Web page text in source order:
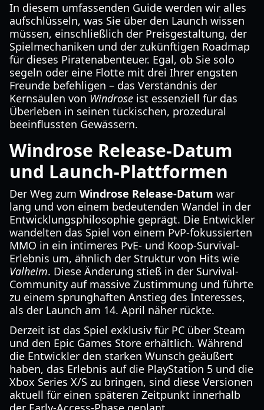
In diesem umfassenden Guide werden wir alles
aufschlüsseln, was Sie über den Launch wissen
müssen, einschließlich der Preisgestaltung, der
Spielmechaniken und der zukünftigen Roadmap
für dieses Piratenabenteuer. Egal, ob Sie solo
segeln oder eine Flotte mit drei Ihrer engsten
Freunde befehligen – das Verständnis der
Kernsäulen von Windrose ist essenziell für das
Überleben in seinen tückischen, prozedural
beeinflussten Gewässern.
Windrose Release-Datum
und Launch-Plattformen
Der Weg zum Windrose Release-Datum war
lang und von einem bedeutenden Wandel in der
Entwicklungsphilosophie geprägt. Die Entwickler
wandelten das Spiel von einem PvP-fokussierten
MMO in ein intimeres PvE- und Koop-Survival-
Erlebnis um, ähnlich der Struktur von Hits wie
Valheim. Diese Änderung stieß in der Survival-
Community auf massive Zustimmung und führte
zu einem sprunghaften Anstieg des Interesses,
als der Launch am 14. April näher rückte.
Derzeit ist das Spiel exklusiv für PC über Steam
und den Epic Games Store erhältlich. Während
die Entwickler den starken Wunsch geäußert
haben, das Erlebnis auf die PlayStation 5 und die
Xbox Series X/S zu bringen, sind diese Versionen
aktuell für einen späteren Zeitpunkt innerhalb